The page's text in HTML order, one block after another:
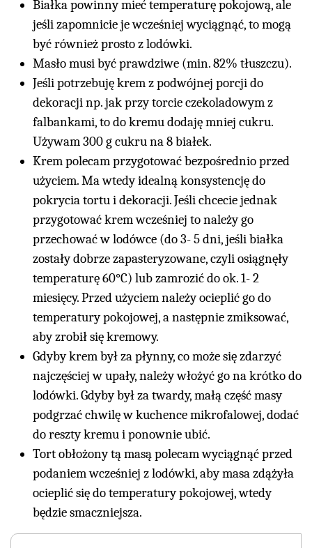
Białka powinny mieć temperaturę pokojową, ale
jeśli zapomnicie je wcześniej wyciągnąć, to mogą
być również prosto z lodówki.
Masło musi być prawdziwe (min. 82% tłuszczu).
Jeśli potrzebuję krem z podwójnej porcji do
dekoracji np. jak przy torcie czekoladowym z
falbankami, to do kremu dodaję mniej cukru.
Używam 300 g cukru na 8 białek.
Krem polecam przygotować bezpośrednio przed
użyciem. Ma wtedy idealną konsystencję do
pokrycia tortu i dekoracji. Jeśli chcecie jednak
przygotować krem wcześniej to należy go
przechować w lodówce (do 3- 5 dni, jeśli białka
zostały dobrze zapasteryzowane, czyli osiągnęły
temperaturę 60°C) lub zamrozić do ok. 1- 2
miesięcy. Przed użyciem należy ocieplić go do
temperatury pokojowej, a następnie zmiksować,
aby zrobił się kremowy.
Gdyby krem był za płynny, co może się zdarzyć
najczęściej w upały, należy włożyć go na krótko do
lodówki. Gdyby był za twardy, małą część masy
podgrzać chwilę w kuchence mikrofalowej, dodać
do reszty kremu i ponownie ubić.
Tort obłożony tą masą polecam wyciągnąć przed
podaniem wcześniej z lodówki, aby masa zdążyła
ocieplić się do temperatury pokojowej, wtedy
będzie smaczniejsza.